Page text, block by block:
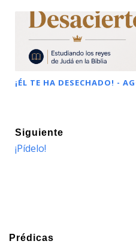
¡ÉL TE HA DESECHADO! -
Siguiente
¡Pídelo!
Prédicas